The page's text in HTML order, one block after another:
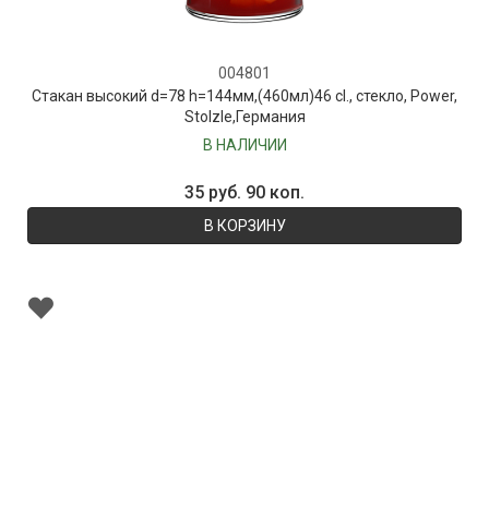
004801
Стакан высокий d=78 h=144мм,(460мл)46 cl., стекло, Power,
Stolzle,Германия
В НАЛИЧИИ
35 руб. 90 коп.
В КОРЗИНУ